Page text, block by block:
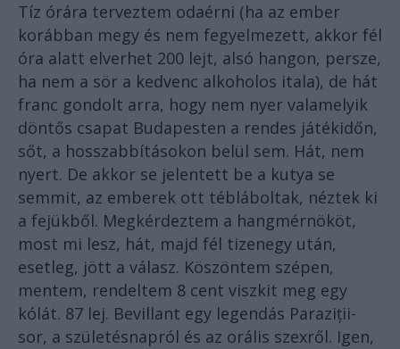
Tíz órára terveztem odaérni (ha az ember
korábban megy és nem fegyelmezett, akkor fél
óra alatt elverhet 200 lejt, alsó hangon, persze,
ha nem a sör a kedvenc alkoholos itala), de hát
franc gondolt arra, hogy nem nyer valamelyik
döntős csapat Budapesten a rendes játékidőn,
sőt, a hosszabbításokon belül sem. Hát, nem
nyert. De akkor se jelentett be a kutya se
semmit, az emberek ott tébláboltak, néztek ki
a fejükből. Megkérdeztem a hangmérnököt,
most mi lesz, hát, majd fél tizenegy után,
esetleg, jött a válasz. Köszöntem szépen,
mentem, rendeltem 8 cent viszkit meg egy
kólát. 87 lej. Bevillant egy legendás Paraziții-
sor, a születésnapról és az orális szexről. Igen,